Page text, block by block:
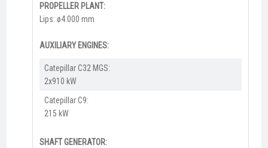
PROPELLER PLANT:
Lips: ø4.000 mm
AUXILIARY ENGINES:
Catepillar C32 MGS:
2x910 kW
Catepillar C9:
215 kW
SHAFT GENERATOR: